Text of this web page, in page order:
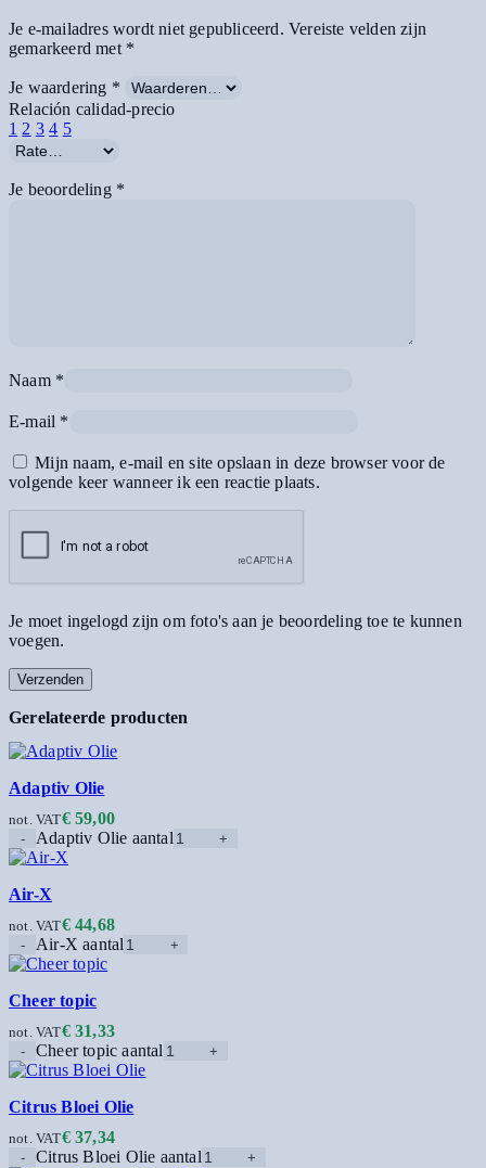
Je e-mailadres wordt niet gepubliceerd. Vereiste velden zijn
gemarkeerd met *
Je waardering *
Relación calidad-precio
1 2 3 4 5
Je beoordeling *
Naam *
E-mail *
Mijn naam, e-mail en site opslaan in deze browser voor de
volgende keer wanneer ik een reactie plaats.
Je moet ingelogd zijn om foto's aan je beoordeling toe te kunnen
voegen.
Gerelateerde producten
Adaptiv Olie
€59,00
not. VAT
Adaptiv Olie aantal
Air-X
€44,68
not. VAT
Air-X aantal
Cheer topic
€31,33
not. VAT
Cheer topic aantal
Citrus Bloei Olie
€37,34
not. VAT
Citrus Bloei Olie aantal